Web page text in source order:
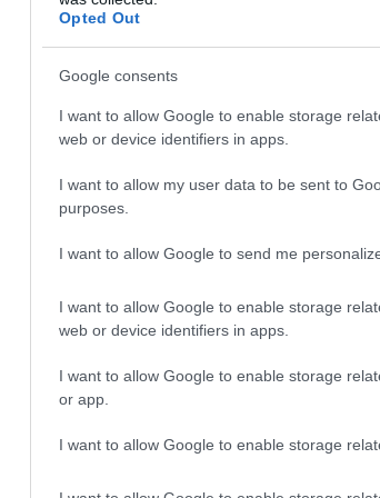
Opted Out
Google consents
I want to allow Google to enable storage
web or device identifiers in apps.
I want to allow my user data to be sent to
purposes.
I want to allow Google to send me
I want to allow Google to enable storage
web or device identifiers in apps.
I want to allow Google to enable storage
or app.
I want to allow Google to enable storage
το Κίεβο!